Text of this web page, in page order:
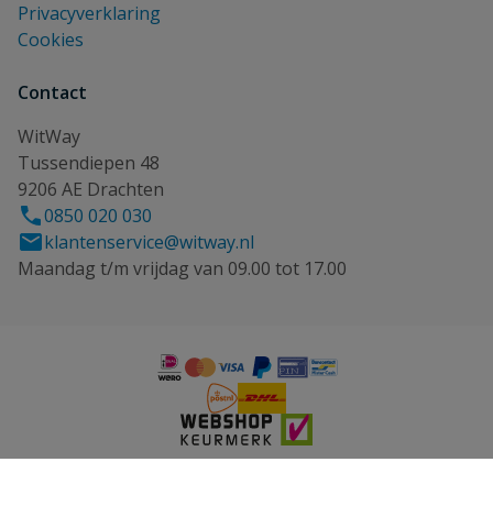
Privacyverklaring
Cookies
Contact
WitWay
Tussendiepen 48
9206 AE Drachten
0850 020 030
klantenservice@witway.nl
Maandag t/m vrijdag van 09.00 tot 17.00